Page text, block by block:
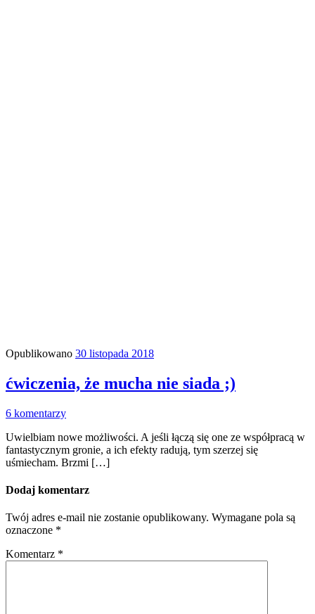
Opublikowano 30 listopada 2018
ćwiczenia, że mucha nie siada ;)
6 komentarzy
Uwielbiam nowe możliwości. A jeśli łączą się one ze współpracą w
fantastycznym gronie, a ich efekty radują, tym szerzej się
uśmiecham. Brzmi […]
Dodaj komentarz
Twój adres e-mail nie zostanie opublikowany. Wymagane pola są
oznaczone *
Komentarz *